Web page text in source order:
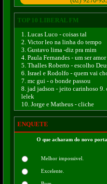
TOP 10 LIBERAL FM
1. Lucas Luco - coisas tal
2. Victor leo na linha do tempo
3. Gustavo lima -diz pra mim
4. Paula Fernandes - um ser amor
5. Thalles Roberto - escolho
6. Israel e Rodolfo - quem vai
7. mc gui - o bonde passou
8. jad jadson - jeito carinhoso 9.
lelek
10. Jorge e Matheus - cliche
ENQUETE
O que acharam do novo
Melhor impossivel.
Excelente.